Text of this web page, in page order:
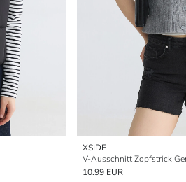
XSIDE
V-Ausschnitt Zopfstrick
10.99 EUR